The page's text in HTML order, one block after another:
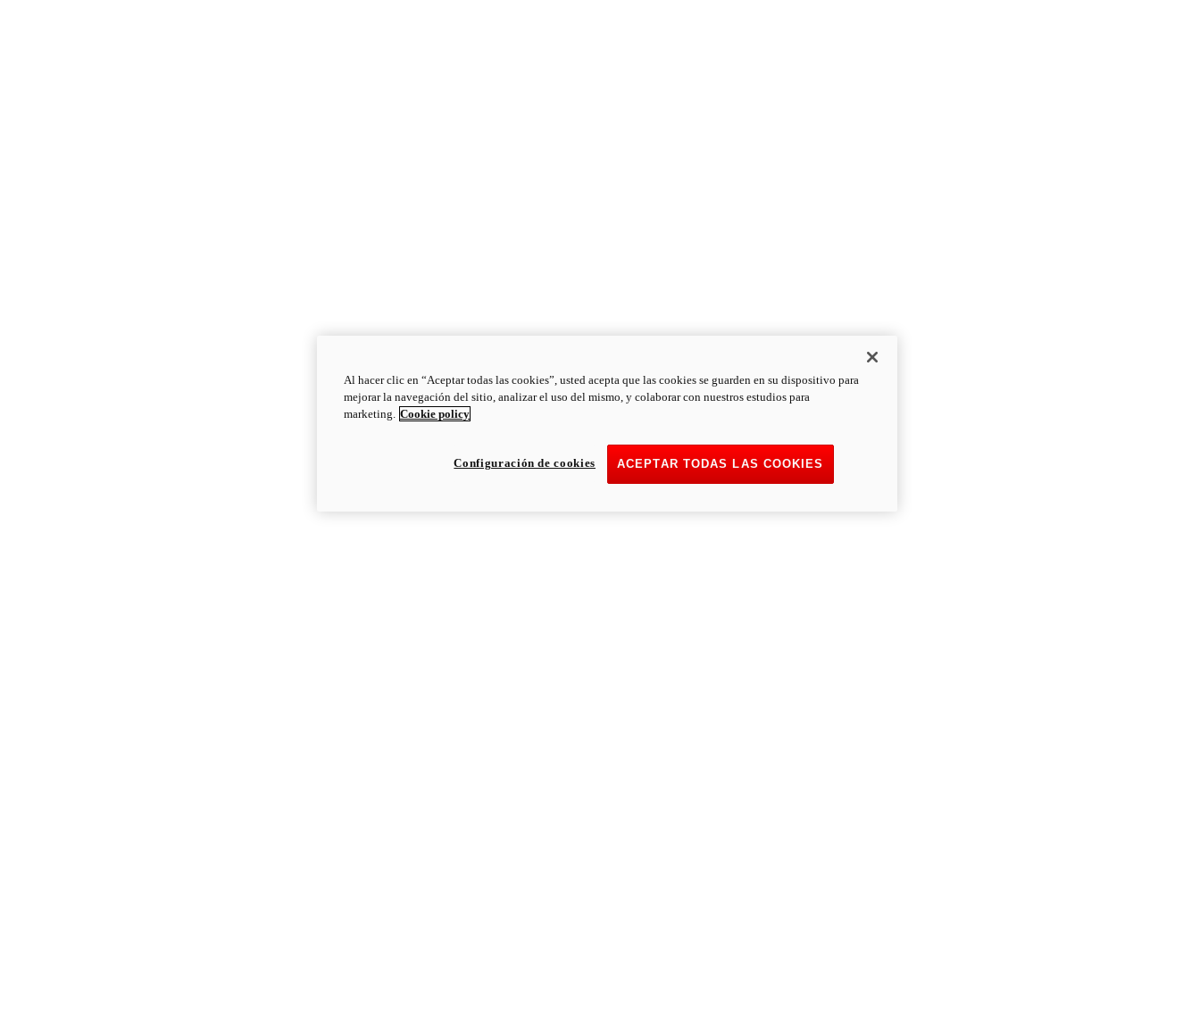
Al hacer clic en “Aceptar todas las cookies”, usted acepta que las cookies se guarden en su dispositivo para
mejorar la navegación del sitio, analizar el uso del mismo, y colaborar con nuestros estudios para
marketing. Cookie policy
ACEPTAR TODAS LAS COOKIES
Configuración de cookies